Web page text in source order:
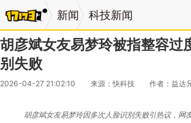
新闻 科技新闻
胡彦斌女友易梦玲被指整容过
别失败
2026-04-27 21:02:10 来源：快科技 作者：益达
胡彦斌女友易梦玲因多次人脸识别失败引热议，网